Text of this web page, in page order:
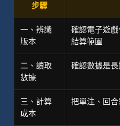
步驟
一、辨識
版本
確認電子遊
結算範圍
二、讀取
數據
確認數據是
三、計算
成本
把單注、回